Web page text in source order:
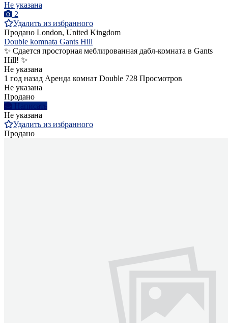
Не указана
2
Удалить из избранного
Продано London, United Kingdom
Double komnata Gants Hill
✨ Сдается просторная меблированная дабл-комната в Gants
Hill! ✨
Не указана
1 год назад Аренда комнат Double 728 Просмотров
Не указана
Продано
Написать
Не указана
Удалить из избранного
Продано